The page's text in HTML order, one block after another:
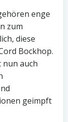
enge
zum
diese
Bockhop.
nun auch
geimpft